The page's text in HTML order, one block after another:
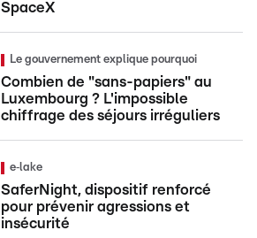
SpaceX
Le gouvernement explique pourquoi
Combien de "sans-papiers" au
Luxembourg ? L'impossible
chiffrage des séjours irréguliers
e‑lake
SaferNight, dispositif renforcé
pour prévenir agressions et
insécurité